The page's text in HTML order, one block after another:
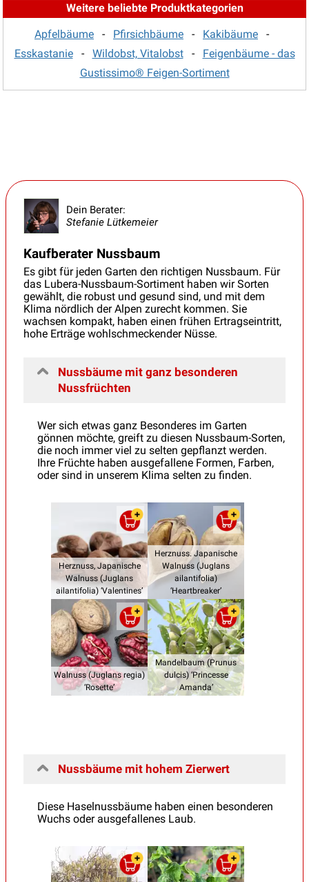
Weitere beliebte Produktkategorien
Apfelbäume - Pfirsichbäume - Kakibäume -
Esskastanie- Wildobst, Vitalobst- Feigenbäume - das
Gustissimo® Feigen-Sortiment
Dein Berater:
Stefanie Lütkemeier
Kaufberater Nussbaum
Es gibt für jeden Garten den richtigen Nussbaum. Für
das Lubera-Nussbaum-Sortiment haben wir Sorten
gewählt, die robust und gesund sind, und mit dem
Klima nördlich der Alpen zurecht kommen. Sie
wachsen kompakt, haben einen frühen Ertragseintritt,
hohe Erträge wohlschmeckender Nüsse.
Nussbäume mit ganz besonderen
Nussfrüchten
Wer sich etwas ganz Besonderes im Garten
gönnen möchte, greift zu diesen Nussbaum-Sorten,
die noch immer viel zu selten gepflanzt werden.
Ihre Früchte haben ausgefallene Formen, Farben,
oder sind in unserem Klima selten zu finden.
Herznuss, Japanische
Walnuss (Juglans
ailantifolia) ‘Valentines’
Herznuss. Japanische
Walnuss (Juglans
ailantifolia)
‘Heartbreaker’
Walnuss (Juglans regia)
‘Rosette’
Mandelbaum (Prunus
dulcis) ‘Princesse
Amanda’
Nussbäume mit hohem Zierwert
Diese Haselnussbäume haben einen besonderen
Wuchs oder ausgefallenes Laub.